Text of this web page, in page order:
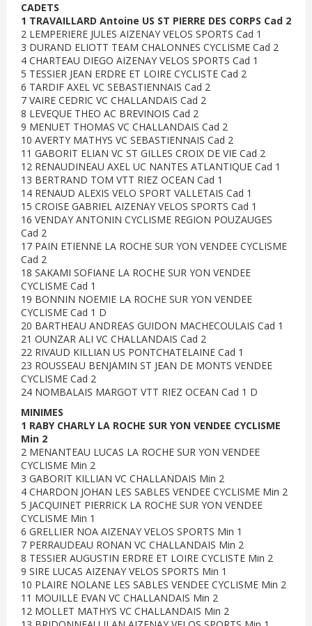
CADETS
1 TRAVAILLARD Antoine US ST PIERRE DES CORPS Cad 2
2 LEMPERIERE JULES AIZENAY VELOS SPORTS Cad 1
3 DURAND ELIOTT TEAM CHALONNES CYCLISME Cad 2
4 CHARTEAU DIEGO AIZENAY VELOS SPORTS Cad 1
5 TESSIER JEAN ERDRE ET LOIRE CYCLISTE Cad 2
6 TARDIF AXEL VC SEBASTIENNAIS Cad 2
7 VAIRE CEDRIC VC CHALLANDAIS Cad 2
8 LEVEQUE THEO AC BREVINOIS Cad 2
9 MENUET THOMAS VC CHALLANDAIS Cad 2
10 AVERTY MATHYS VC SEBASTIENNAIS Cad 2
11 GABORIT ELIAN VC ST GILLES CROIX DE VIE Cad 2
12 RENAUDINEAU AXEL UC NANTES ATLANTIQUE Cad 1
13 BERTRAND TOM VTT RIEZ OCEAN Cad 1
14 RENAUD ALEXIS VELO SPORT VALLETAIS Cad 1
15 CROISE GABRIEL AIZENAY VELOS SPORTS Cad 1
16 VENDAY ANTONIN CYCLISME REGION POUZAUGES
Cad 2
17 PAIN ETIENNE LA ROCHE SUR YON VENDEE CYCLISME
Cad 2
18 SAKAMI SOFIANE LA ROCHE SUR YON VENDEE
CYCLISME Cad 1
19 BONNIN NOEMIE LA ROCHE SUR YON VENDEE
CYCLISME Cad 1 D
20 BARTHEAU ANDREAS GUIDON MACHECOULAIS Cad 1
21 OUNZAR ALI VC CHALLANDAIS Cad 2
22 RIVAUD KILLIAN US PONTCHATELAINE Cad 1
23 ROUSSEAU BENJAMIN ST JEAN DE MONTS VENDEE
CYCLISME Cad 2
24 NOMBALAIS MARGOT VTT RIEZ OCEAN Cad 1 D
MINIMES
1 RABY CHARLY LA ROCHE SUR YON VENDEE CYCLISME
Min 2
2 MENANTEAU LUCAS LA ROCHE SUR YON VENDEE
CYCLISME Min 2
3 GABORIT KILLIAN VC CHALLANDAIS Min 2
4 CHARDON JOHAN LES SABLES VENDEE CYCLISME Min 2
5 JACQUINET PIERRICK LA ROCHE SUR YON VENDEE
CYCLISME Min 1
6 GRELLIER NOA AIZENAY VELOS SPORTS Min 1
7 PERRAUDEAU RONAN VC CHALLANDAIS Min 2
8 TESSIER AUGUSTIN ERDRE ET LOIRE CYCLISTE Min 2
9 SIRE LUCAS AIZENAY VELOS SPORTS Min 1
10 PLAIRE NOLANE LES SABLES VENDEE CYCLISME Min 2
11 MOUILLE EVAN VC CHALLANDAIS Min 2
12 MOLLET MATHYS VC CHALLANDAIS Min 2